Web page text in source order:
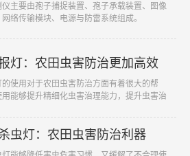
仪主要由孢子捕捉装置、孢子承载装置、图像
络传输模块、电源与防雷系统组成。
灯：农田虫害防治更加高效
使用对于农田虫害防治方面有着很大的帮
能够提升精细化虫害治理能力，提升虫害治
虫灯：农田虫害防治利器